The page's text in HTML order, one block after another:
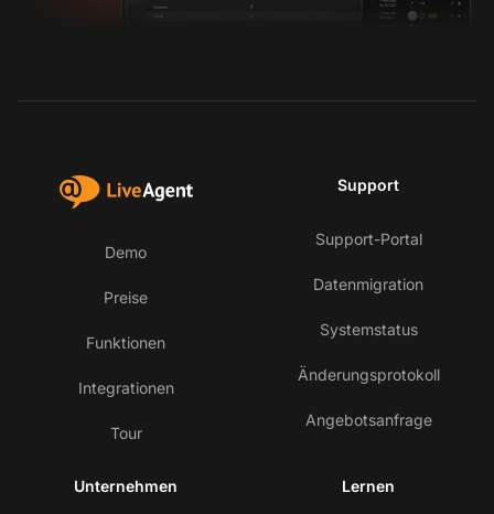
Demo
Preise
Funktionen
Integrationen
Tour
Support
Support-Portal
Datenmigration
Systemstatus
Änderungsprotokoll
Angebotsanfrage
Unternehmen Lernen